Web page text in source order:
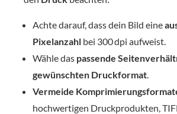
Achte darauf, dass dein Bild eine
Pixelanzahl bei 300 dpi aufweist.
Wähle das passende
gewünschten Druckformat
Vermeide
hochwertigen Druckprodukten,